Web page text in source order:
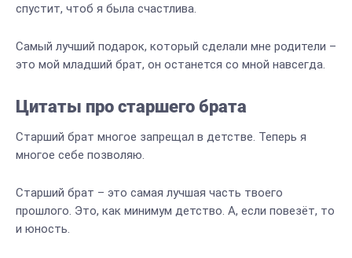
спустит, чтоб я была счастлива.
Самый лучший подарок, который сделали мне родители –
это мой младший брат, он останется со мной навсегда.
Цитаты про старшего брата
Старший брат многое запрещал в детстве. Теперь я
многое себе позволяю.
Старший брат – это самая лучшая часть твоего
прошлого. Это, как минимум детство. А, если повезёт, то
и юность.